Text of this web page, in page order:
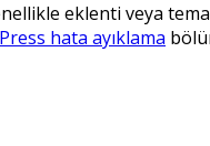
eklenti veya
hata ayıklama